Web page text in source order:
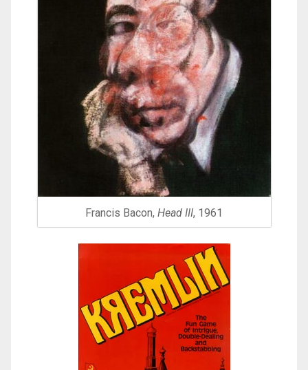
Francis Bacon, Head III, 1961